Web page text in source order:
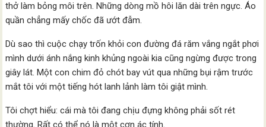
thở làm bỏng môi trên. Những dòng mồ hôi lăn dài trên ngực. Áo
quần chẳng mấy chốc đã ướt đẫm.
Dù sao thì cuộc chạy trốn khỏi con đường đá răm vắng ngắt phơi
mình dưới ánh nắng kinh khủng ngoài kia cũng ngừng được trong
giây lát. Một con chim đỏ chót bay vút qua những bụi rậm trước
mắt tôi với một tiếng hót lanh lảnh làm tôi giật mình.
Tôi chợt hiểu: cái mà tôi đang chịu đựng không phải sốt rét
thường. Rất có thể nó là một cơn ác tính.